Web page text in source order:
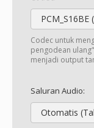
Codec untuk
pengodean
menjadi output
Saluran Audio:
Otomatis